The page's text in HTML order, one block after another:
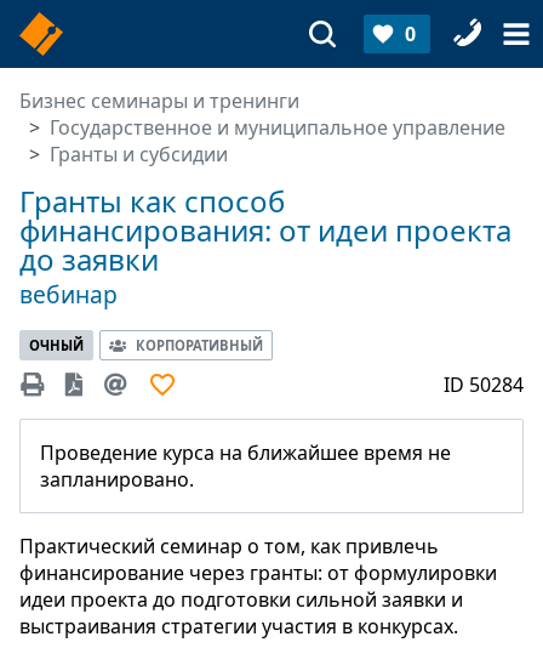
0
Бизнес семинары и тренинги
Государственное и муниципальное управление
Гранты и субсидии
Гранты как способ
финансирования: от идеи проекта
до заявки
вебинар
ОЧНЫЙ КОРПОРАТИВНЫЙ
ID 50284
Проведение курса на ближайшее время не
запланировано.
Практический семинар о том, как привлечь
финансирование через гранты: от формулировки
идеи проекта до подготовки сильной заявки и
выстраивания стратегии участия в конкурсах.